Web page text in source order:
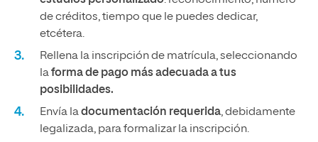
de créditos, tiempo que le puedes dedicar,
etcétera.
Rellena la inscripción de matrícula, seleccionando
laforma de pago más adecuada a tus
posibilidades.
Envía ladocumentación requerida, debidamente
legalizada, para formalizar la inscripción.